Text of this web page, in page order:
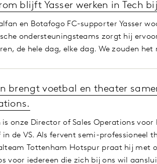
blijft Yasser werken in Tech
en Botafogo FC-supporter Yasser
ondersteuningsteams zorgt hij
de hele dag, elke dag. We zouden
brengt voetbal en theater
is onze Director of Sales Operations
in de VS. Als fervent semi-professioneel
Tottenham Hotspur praat hij met
voor iedereen die zich bij ons wil